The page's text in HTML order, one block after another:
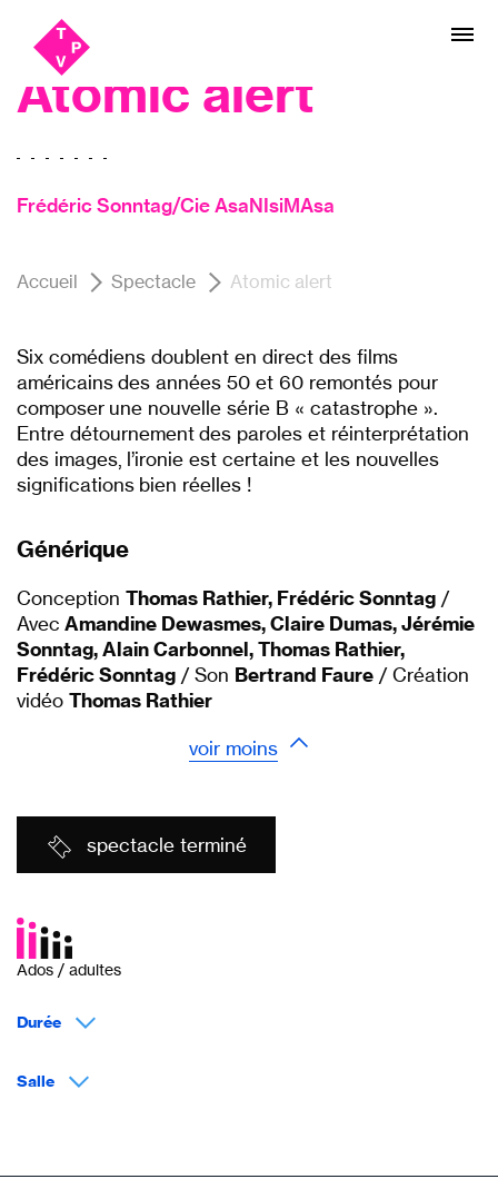
Aller
au
menu
Aller au
contenu
Cinéma, Théâtre
Atomic alert
Frédéric Sonntag/Cie AsaNIsiMAsa
Accueil Spectacle Atomic alert
Six comédiens doublent en direct des films
américains des années 50 et 60 remontés pour
composer une nouvelle série B « catastrophe ».
Entre détournement des paroles et réinterprétation
des images, l’ironie est certaine et les nouvelles
significations bien réelles !
Générique
Conception Thomas Rathier, Frédéric Sonntag /
Avec Amandine Dewasmes, Claire Dumas, Jérémie
Sonntag, Alain Carbonnel, Thomas Rathier,
Frédéric Sonntag / Son Bertrand Faure / Création
vidéo Thomas Rathier
voir moins
spectacle terminé
Ados / adultes
Durée
Salle